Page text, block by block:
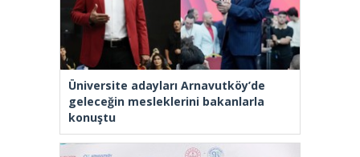
Üniversite adayları Arnavutköy’de
geleceğin mesleklerini bakanlarla
konuştu